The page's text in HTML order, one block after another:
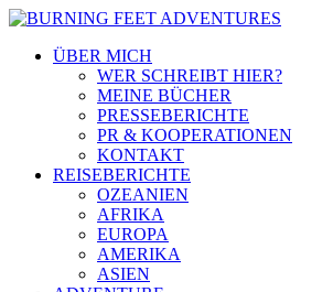
ÜBER MICH
WER SCHREIBT HIER?
MEINE BÜCHER
PRESSEBERICHTE
PR & KOOPERATIONEN
KONTAKT
REISEBERICHTE
OZEANIEN
AFRIKA
EUROPA
AMERIKA
ASIEN